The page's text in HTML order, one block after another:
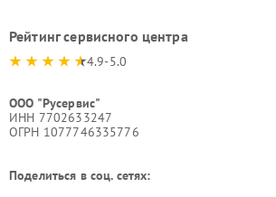
Рейтинг сервисного центра
4.9-5.0
ООО "Русервис"
ИНН 7702633247
ОГРН 1077746335776
Поделиться в соц. сетях: